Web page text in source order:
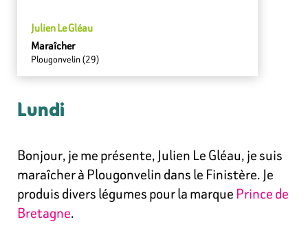
Julien Le Gléau
Maraîcher
Plougonvelin (29)
Lundi
Bonjour, je me présente, Julien Le Gléau, je suis
maraîcher à Plougonvelin dans le Finistère. Je
produis divers légumes pour la marque Prince de
Bretagne.